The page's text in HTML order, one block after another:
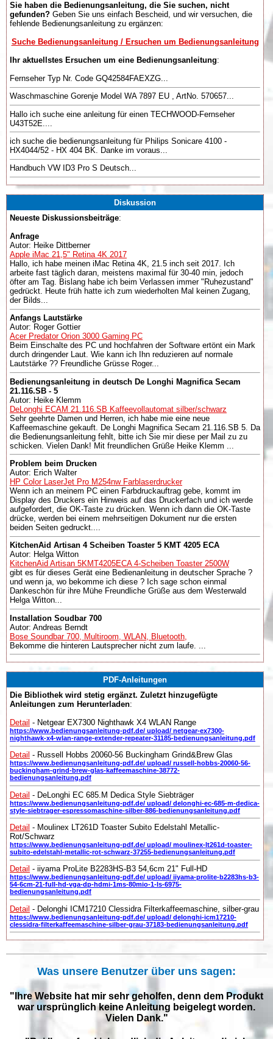
Sie haben die Bedienungsanleitung, die Sie suchen, nicht
gefunden? Geben Sie uns einfach Bescheid, und wir versuchen, die
fehlende Bedienungsanleitung zu ergänzen:
Suche Bedienungsanleitung / Ersuchen um Bedienungsanleitung
Ihr aktuellstes Ersuchen um eine Bedienungsanleitung:
Fernseher Typ Nr. Code GQ42584FAEXZG...
Waschmaschine Gorenje Model WA 7897 EU , ArtNo. 570657...
Hallo ich suche eine anleitung für einen TECHWOOD-Fernseher
U43T52E....
ich suche die bedienungsanleitung für Philips Sonicare 4100 -
HX4044/52 - HX 404 BK. Danke im voraus...
Handbuch VW ID3 Pro S Deutsch...
Diskussion
Neueste Diskussionsbeiträge:
Anfrage
Autor: Heike Dittberner
Apple iMac 21,5" Retina 4K 2017
Hallo, ich habe meinen iMac Retina 4K, 21.5 inch seit 2017. Ich
arbeite fast täglich daran, meistens maximal für 30-40 min, jedoch
öfter am Tag. Bislang habe ich beim Verlassen immer "Ruhezustand"
gedrückt. Heute früh hatte ich zum wiederholten Mal keinen Zugang,
der Bilds...
Anfangs Lautstärke
Autor: Roger Gottier
Acer Predator Orion 3000 Gaming PC
Beim Einschalte des PC und hochfahren der Software ertönt ein Mark
durch dringender Laut. Wie kann ich Ihn reduzieren auf normale
Lautstärke ?? Freundliche Grüsse Roger...
Bedienungsanleitung in deutsch De Longhi Magnifica Secam
21.116.SB - 5
Autor: Heike Klemm
DeLonghi ECAM 21.116.SB Kaffeevollautomat silber/schwarz
Sehr geehrte Damen und Herren, ich habe mie eine neue
Kaffeemaschine gekauft. De Longhi Magnifica Secam 21.116.SB 5. Da
die Bedienungsanleitung fehlt, bitte ich Sie mir diese per Mail zu zu
schicken. Vielen Dank! Mit freundlichen Grüße Heike Klemm ...
Problem beim Drucken
Autor: Erich Walter
HP Color LaserJet Pro M254nw Farblaserdrucker
Wenn ich an meinem PC einen Farbdruckauftrag gebe, kommt im
Display des Druckers ein Hinweis auf das Druckerfach und ich werde
aufgefordert, die OK-Taste zu drücken. Wenn ich dann die OK-Taste
drücke, werden bei einem mehrseitigen Dokument nur die ersten
beiden Seiten gedruckt....
KitchenAid Artisan 4 Scheiben Toaster 5 KMT 4205 ECA
Autor: Helga Witton
KitchenAid Artisan 5KMT4205ECA 4-Scheiben Toaster 2500W
gibt es für dieses Gerät eine Bedienanleitung in deutscher Sprache ?
und wenn ja, wo bekomme ich diese ? Ich sage schon einmal
Dankeschön für ihre Mühe Freundliche Grüße aus dem Westerwald
Helga Witton...
Installation Soudbar 700
Autor: Andreas Berndt
Bose Soundbar 700, Multiroom, WLAN, Bluetooth,
Bekomme die hinteren Lautsprecher nicht zum laufe. ...
PDF-Anleitungen
Die Bibliothek wird stetig ergänzt. Zuletzt hinzugefügte
Anleitungen zum Herunterladen:
Detail - Netgear EX7300 Nighthawk X4 WLAN Range
https://www.bedienungsanleitung-pdf.de/ upload/ netgear-ex7300-
nighthawk-x4-wlan-range-extender-repeater-31185-bedienungsanleitung.pdf
Detail - Russell Hobbs 20060-56 Buckingham Grind&Brew Glas
https://www.bedienungsanleitung-pdf.de/ upload/ russell-hobbs-20060-56-
buckingham-grind-brew-glas-kaffeemaschine-38772-
bedienungsanleitung.pdf
Detail - DeLonghi EC 685.M Dedica Style Siebträger
https://www.bedienungsanleitung-pdf.de/ upload/ delonghi-ec-685-m-dedica-
style-siebtrager-espressomaschine-silber-886-bedienungsanleitung.pdf
Detail - Moulinex LT261D Toaster Subito Edelstahl Metallic-
Rot/Schwarz
https://www.bedienungsanleitung-pdf.de/ upload/ moulinex-lt261d-toaster-
subito-edelstahl-metallic-rot-schwarz-37255-bedienungsanleitung.pdf
Detail - iiyama ProLite B2283HS-B3 54,6cm 21" Full-HD
https://www.bedienungsanleitung-pdf.de/ upload/ iiyama-prolite-b2283hs-b3-
54-6cm-21-full-hd-vga-dp-hdmi-1ms-80mio-1-ls-6975-
bedienungsanleitung.pdf
Detail - Delonghi ICM17210 Clessidra Filterkaffeemaschine, silber-grau
https://www.bedienungsanleitung-pdf.de/ upload/ delonghi-icm17210-
clessidra-filterkaffeemaschine-silber-grau-37183-bedienungsanleitung.pdf
Was unsere Benutzer über uns sagen:
"Ihre Website hat mir sehr geholfen, denn dem Produkt
war ursprünglich keine Anleitung beigelegt worden.
Vielen Dank."